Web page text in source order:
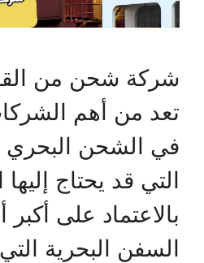
شركة شحن من
تعد من أهم
في الشحن البحري
التي قد يحتاج إليها
بالاعتماد على
السفن البحرية